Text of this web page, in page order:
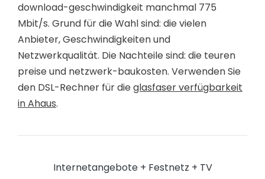
download-geschwindigkeit manchmal 775
Mbit/s. Grund für die Wahl sind: die vielen
Anbieter, Geschwindigkeiten und
Netzwerkqualität. Die Nachteile sind: die teuren
preise und netzwerk-baukosten. Verwenden Sie
den DSL-Rechner für dieglasfaser verfügbarkeit
in Ahaus.
Internetangebote + Festnetz + TV